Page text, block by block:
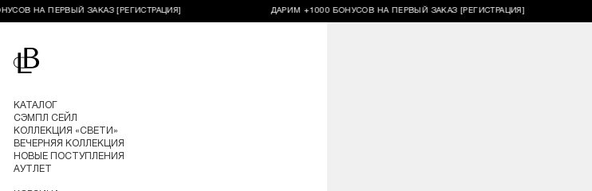
НА ПЕРВЫЙ ЗАКАЗ [РЕГИСТРАЦИЯ] ДАРИМ +1000 БОНУСОВ НА ПЕРВЫЙ ЗАКАЗ [РЕГИСТРАЦИЯ]
Перейти на главную
КАТАЛОГ
СЭМПЛ СЕЙЛ
КОЛЛЕКЦИЯ «СВЕТИ»
ВЕЧЕРНЯЯ КОЛЛЕКЦИЯ
НОВЫЕ ПОСТУПЛЕНИЯ
АУТЛЕТ